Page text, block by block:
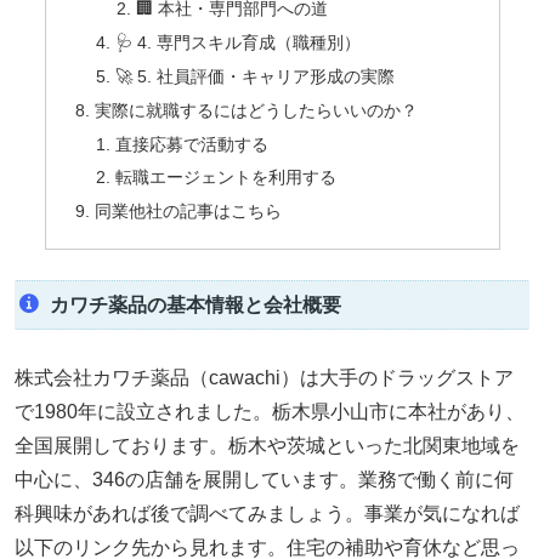
🏢 本社・専門部門への道
🩺 4. 専門スキル育成（職種別）
🚀 5. 社員評価・キャリア形成の実際
実際に就職するにはどうしたらいいのか？
直接応募で活動する
転職エージェントを利用する
同業他社の記事はこちら
カワチ薬品の基本情報と会社概要
株式会社カワチ薬品（cawachi）は大手のドラッグストア
で1980年に設立されました。栃木県小山市に本社があり、
全国展開しております。栃木や茨城といった北関東地域を
中心に、346の店舗を展開しています。業務で働く前に何
科興味があれば後で調べてみましょう。事業が気になれば
以下のリンク先から見れます。住宅の補助や育休など思っ